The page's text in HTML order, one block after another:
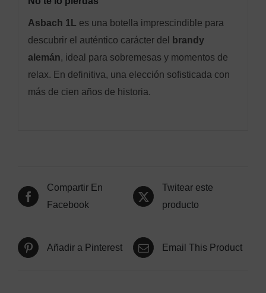
Asbach 1L es una botella imprescindible para
descubrir el auténtico carácter del
brandy
alemán, ideal para sobremesas y momentos de
relax. En definitiva, una elección sofisticada con
más de cien años de historia.
Compartir En
Facebook
Twitear este
producto
Añadir a Pinterest Email This Product